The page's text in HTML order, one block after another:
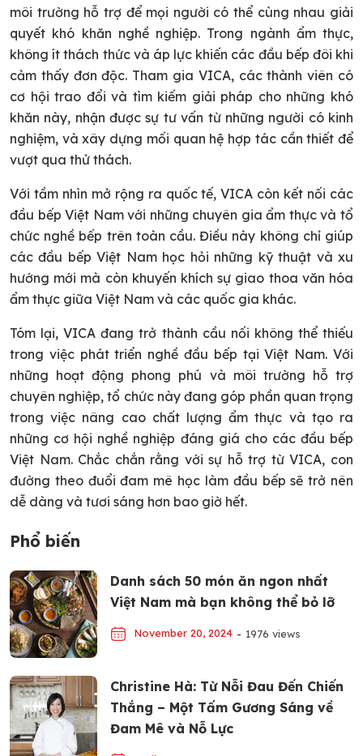
môi trường hỗ trợ để mọi người có thể cùng nhau giải
quyết khó khăn nghề nghiệp. Trong ngành ẩm thực,
không ít thách thức và áp lực khiến các đầu bếp đôi khi
cảm thấy đơn độc. Tham gia VICA, các thành viên có
cơ hội trao đổi và tìm kiếm giải pháp cho những khó
khăn này, nhận được sự tư vấn từ những người có kinh
nghiệm, và xây dựng mối quan hệ hợp tác cần thiết để
vượt qua thử thách.
Với tầm nhìn mở rộng ra quốc tế, VICA còn kết nối các
đầu bếp Việt Nam với những chuyên gia ẩm thực và tổ
chức nghề bếp trên toàn cầu. Điều này không chỉ giúp
các đầu bếp Việt Nam học hỏi những kỹ thuật và xu
hướng mới mà còn khuyến khích sự giao thoa văn hóa
ẩm thực giữa Việt Nam và các quốc gia khác.
Tóm lại, VICA đang trở thành cầu nối không thể thiếu
trong việc phát triển nghề đầu bếp tại Việt Nam. Với
những hoạt động phong phú và môi trường hỗ trợ
chuyên nghiệp, tổ chức này đang góp phần quan trọng
trong việc nâng cao chất lượng ẩm thực và tạo ra
những cơ hội nghề nghiệp đáng giá cho các đầu bếp
Việt Nam. Chắc chắn rằng với sự hỗ trợ từ VICA, con
đường theo đuổi đam mê học làm đầu bếp sẽ trở nên
dễ dàng và tươi sáng hơn bao giờ hết.
Phổ biến
Danh sách 50 món ăn ngon nhất
Việt Nam mà bạn không thể bỏ lỡ
November 20, 2024 - 1976 views
Christine Hà: Từ Nỗi Đau Đến Chiến
Thắng – Một Tấm Gương Sáng về
Đam Mê và Nỗ Lực